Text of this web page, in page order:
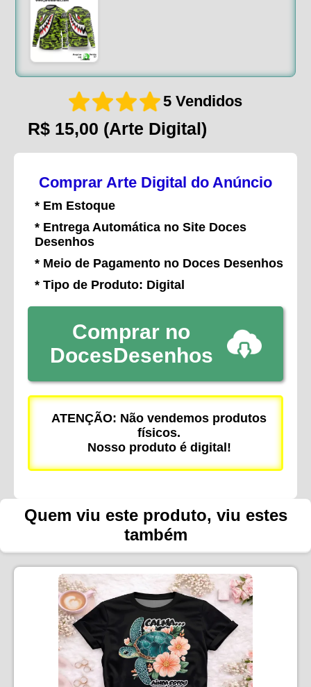
5 Vendidos
R$ 15,00 (Arte Digital)
Comprar Arte Digital do Anúncio
* Em Estoque
* Entrega Automática no Site Doces
Desenhos
* Meio de Pagamento no Doces Desenhos
* Tipo de Produto: Digital
Comprar no
DocesDesenhos
ATENÇÃO: Não vendemos produtos
físicos.
Nosso produto é digital!
Quem viu este produto, viu estes
também